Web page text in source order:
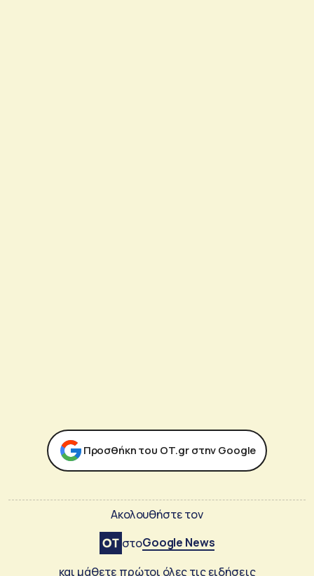
Προσθήκη του ΟΤ.gr στην Google
Ακολουθήστε τον
στοGoogle News
και μάθετε πρώτοι όλες τις ειδήσεις